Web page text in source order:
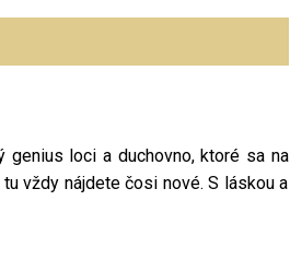
genius loci a duchovno, ktoré sa na
vždy nájdete čosi nové. S láskou a